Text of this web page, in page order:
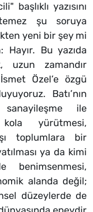
başlıklı yazısını
şu soruya
yeni bir şey mi
Hayır. Bu yazıda
zamandır
Özel’e özgü
Batı’nın
sanayileşme ile
yürütmesi,
toplumlara bir
ya da kimi
benimsenmesi,
alanda değil;
düzeylerde de